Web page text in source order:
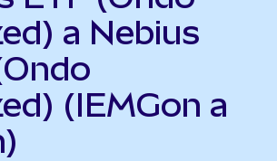
a Nebius
(IEMGon a